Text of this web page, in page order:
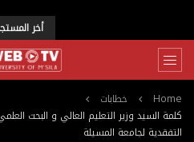
أخر
Home
خطابات
كلمة السيد وزير التعليم العالي و البحث
التفقدية لجامعة المسيلة